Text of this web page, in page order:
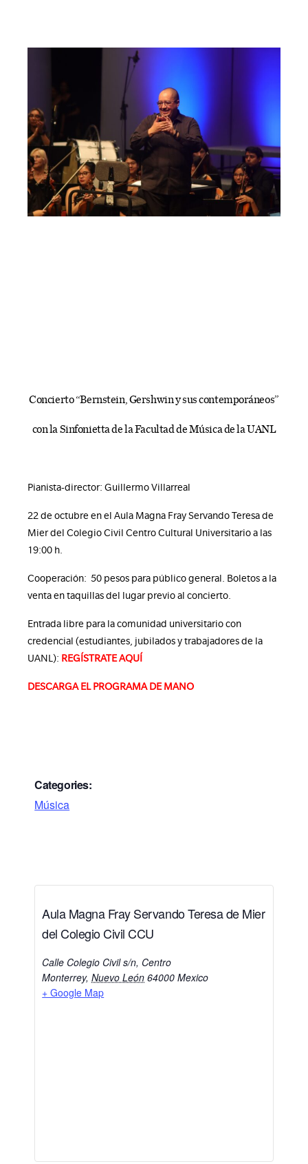
Concierto “Bernstein, Gershwin y sus contemporáneos”
con la Sinfonietta de la Facultad de Música de la UANL
Pianista-director: Guillermo Villarreal
22 de octubre en el Aula Magna Fray Servando Teresa de
Mier del Colegio Civil Centro Cultural Universitario a las
19:00 h.
Cooperación: 50 pesos para público general. Boletos a la
venta en taquillas del lugar previo al concierto.
Entrada libre para la comunidad universitario con
credencial (estudiantes, jubilados y trabajadores de la
UANL): REGÍSTRATE AQUÍ
DESCARGA EL PROGRAMA DE MANO
Categories:
Música
Aula Magna Fray Servando Teresa de Mier
del Colegio Civil CCU
Calle Colegio Civil s/n, Centro
Monterrey, Nuevo León 64000 Mexico
+ Google Map